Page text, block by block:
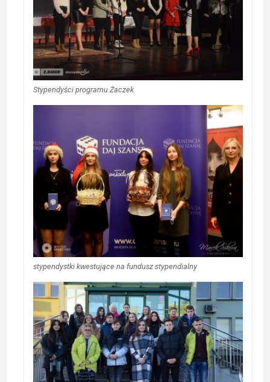
Stypendyści programu Żaczek
stypendystki kwestujące na fundusz stypendialny